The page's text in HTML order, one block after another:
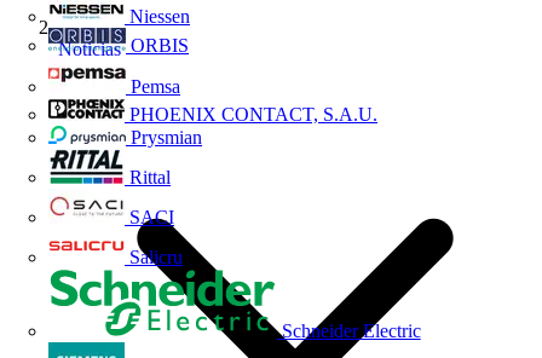
Niessen
ORBIS
Pemsa
PHOENIX CONTACT, S.A.U.
Prysmian
Rittal
SACI
Salicru
Schneider Electric
Noticias